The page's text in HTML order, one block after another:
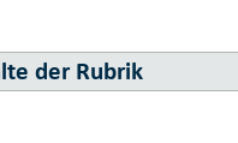
der Rubrik